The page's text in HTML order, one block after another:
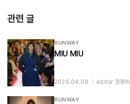
관련 글
RUNWAY
MIU MIU
2026.04.09 editor 정평화
RUNWAY